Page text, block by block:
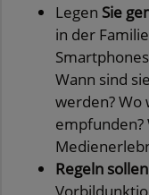
Legen Sie
in der
Wann sind
werden? Wo
empfunden?
Regeln